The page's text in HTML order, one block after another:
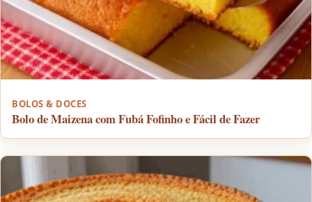
BOLOS & DOCES
Bolo de Maizena com Fubá Fofinho e Fácil de Fazer